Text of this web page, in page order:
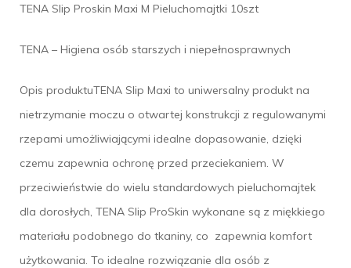
TENA Slip Proskin Maxi M Pieluchomajtki 10szt
TENA – Higiena osób starszych i niepełnosprawnych
Opis produktuTENA Slip Maxi to uniwersalny produkt na
nietrzymanie moczu o otwartej konstrukcji z regulowanymi
rzepami umożliwiającymi idealne dopasowanie, dzięki
czemu zapewnia ochronę przed przeciekaniem. W
przeciwieństwie do wielu standardowych pieluchomajtek
dla dorosłych, TENA Slip ProSkin wykonane są z miękkiego
materiału podobnego do tkaniny, co zapewnia komfort
użytkowania. To idealne rozwiązanie dla osób z